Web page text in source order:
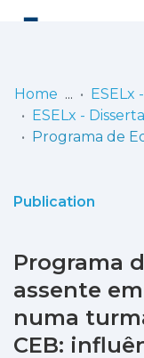
Communities
Statistics
Home
Publication
Programa
assente
numa
CEB: